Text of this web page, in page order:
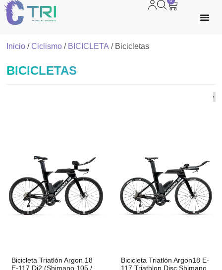
Inicio /Ciclismo / BICICLETA / Bicicletas
BICICLETAS
Bicicleta Triatlón Argon 18
E-117 Di2 (Shimano 105 /
Bicicleta Triatlón Argon18 E-
117 Triathlon Disc Shimano